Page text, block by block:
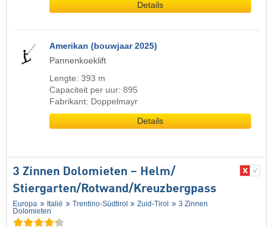
Details
Amerikan (bouwjaar 2025)
Pannenkoeklift
Lengte: 393 m
Capaciteit per uur: 895
Fabrikant: Doppelmayr
Details
3 Zinnen Dolomieten – Helm/​
Stiergarten/​Rotwand/​Kreuzbergpass
Europa Italië Trentino-Südtirol Zuid-Tirol
3 Zinnen
Dolomieten